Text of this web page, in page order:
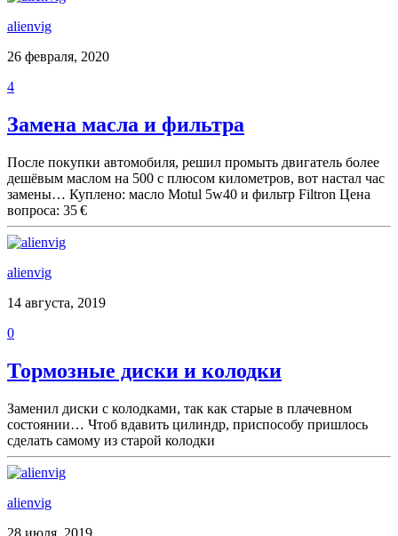
alienvig
26 февраля, 2020
4
Замена масла и фильтра
После покупки автомобиля, решил промыть двигатель более
дешёвым маслом на 500 с плюсом километров, вот настал час
замены… Куплено: масло Motul 5w40 и фильтр Filtron Цена
вопроса: 35 €
alienvig
14 августа, 2019
0
Тормозные диски и колодки
Заменил диски с колодками, так как старые в плачевном
состоянии… Чтоб вдавить цилиндр, приспособу пришлось
сделать самому из старой колодки
alienvig
28 июля, 2019